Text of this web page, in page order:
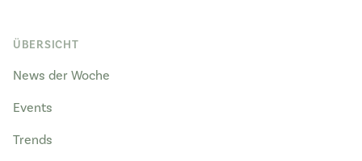
ÜBERSICHT
News der Woche
Events
Trends